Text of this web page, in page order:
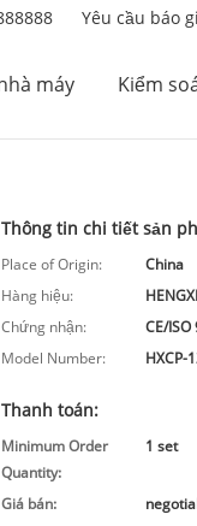
Yêu cầu báo
máy Kiểm
Thông tin chi tiết sản
Place of Origin:
China
Hàng hiệu:
Chứng nhận:
CE/ISO
Model Number:
HXCP-
Thanh toán:
Minimum Order
Quantity:
1 set
Giá bán: